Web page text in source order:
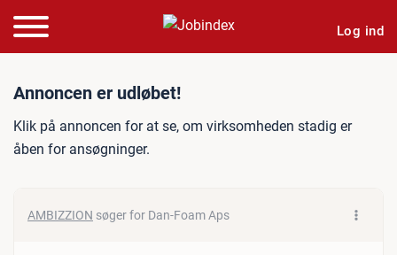
Log ind
Jobannonce: Industrial
Annoncen er udløbet!
Klik på annoncen for at se, om virksomheden stadig er
åben for ansøgninger.
AMBIZZION søger for Dan-Foam Aps